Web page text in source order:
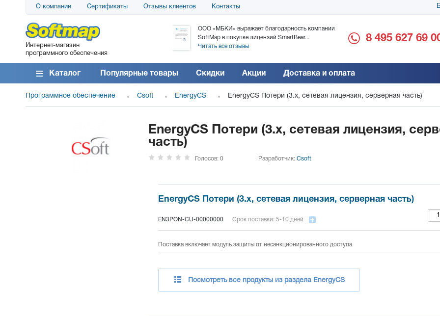
О компании Сертификаты Отзывы клиентов Контакты
Интернет-магазин
программного обеспечения
АО «АТС» благодарит компанию SoftMap за
поставку программного обеспечения SolarWinds
DameWare...
Читать все отзывы
ООО «МБКИ» выражает благодарность компании
SoftMap в покупке лицензий SmartBear...
Читать все отзывы
благодарность за
8 495 627 69
Каталог Популярные товары Скидки Акции Доставка и оплата
Программное обеспечение Csoft EnergyCS EnergyCS Потери (3.x, сетевая лицензия, серверная часть)
EnergyCS Потери (3.x, сетевая лицензия,
часть)
Голосов: 0 Разработчик: Csoft
EnergyCS Потери (3.x, сетевая лицензия, серверная часть)
EN3PON-CU-00000000 Срок поставки: 5-10 дней
Поставка включает модуль защиты от несанкционированного доступа
Посмотреть все продукты из раздела EnergyCS